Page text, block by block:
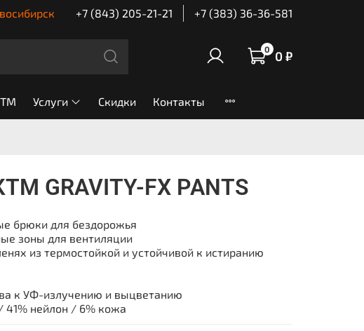
+7 (843) 205-21-21 +7 (383) 36-36-581
0 0 ₽
Услуги Скидки Контакты
GRAVITY-FX PANTS
брюки для бездорожья
зоны для вентиляции
из термостойкой и устойчивой к истиранию
к УФ-излучению и выцветанию
41% нейлон / 6% кожа